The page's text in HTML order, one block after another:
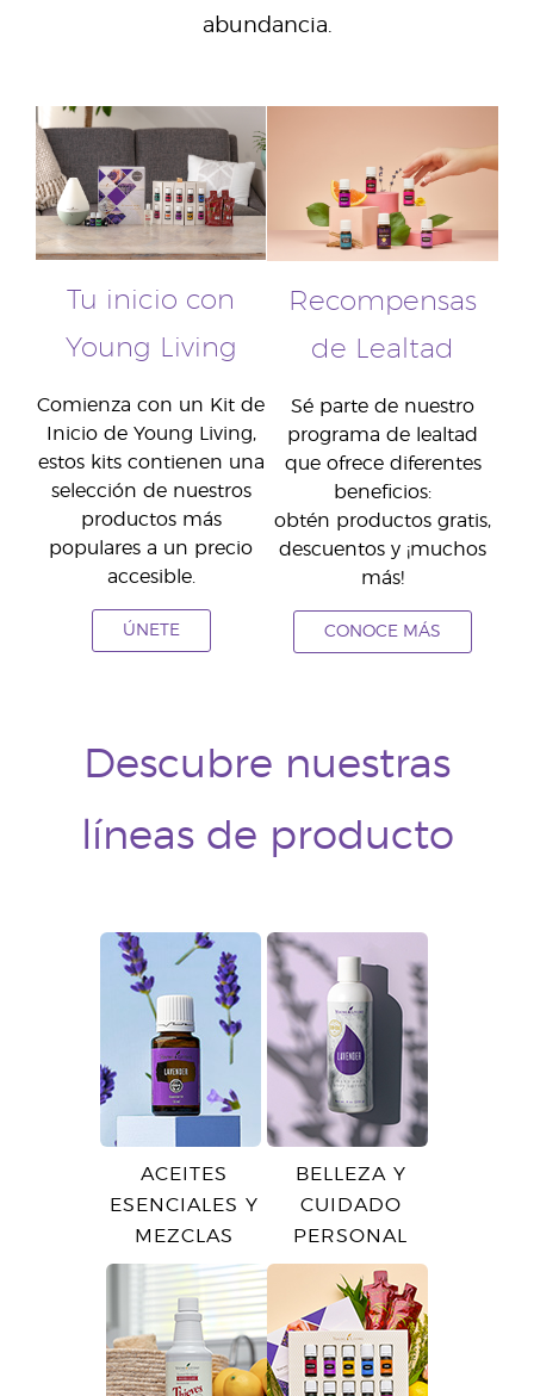
abundancia.
Tu inicio con
Young Living
Comienza con un Kit de
Inicio de Young Living,
estos kits contienen una
selección de nuestros
productos más
populares a un precio
accesible.
ÚNETE
Recompensas
de Lealtad
Sé parte de nuestro
programa de lealtad
que ofrece diferentes
beneficios:
obtén productos gratis,
descuentos y ¡muchos
más!
CONOCE MÁS
Descubre nuestras
líneas de producto
ACEITES
ESENCIALES Y
MEZCLAS
BELLEZA Y
CUIDADO
PERSONAL